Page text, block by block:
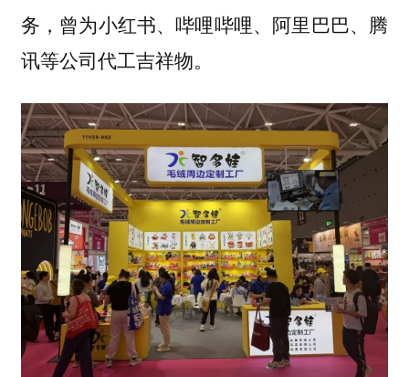
务，曾为小红书、哔哩哔哩、阿里巴巴、腾
讯等公司代工吉祥物。